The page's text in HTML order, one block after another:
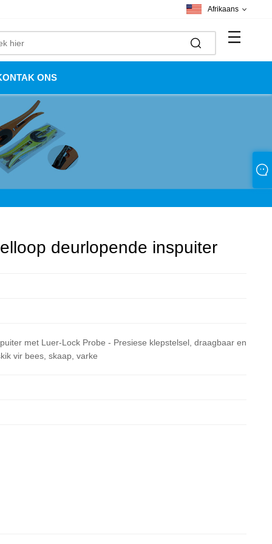
Afrikaans
ONS
deurlopende inspuiter
met Luer-Lock Probe - Presiese klepstelsel, draagbaar en
vir bees, skaap, varke